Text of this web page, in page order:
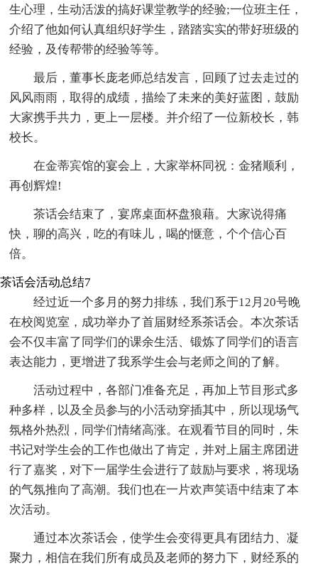
生心理，生动活泼的搞好课堂教学的经验;一位班主任，
介绍了他如何认真组织好学生，踏踏实实的带好班级的
经验，及传帮带的经验等等。
最后，董事长庞老师总结发言，回顾了过去走过的
风风雨雨，取得的成绩，描绘了未来的美好蓝图，鼓励
大家携手共力，更上一层楼。并介绍了一位新校长，韩
校长。
在金蒂宾馆的宴会上，大家举杯同祝：金猪顺利，
再创辉煌!
茶话会结束了，宴席桌面杯盘狼藉。大家说得痛
快，聊的高兴，吃的有味儿，喝的惬意，个个信心百
倍。
茶话会活动总结7
经过近一个多月的努力排练，我们系于12月20号晚
在校阅览室，成功举办了首届财经系茶话会。本次茶话
会不仅丰富了同学们的课余生活、锻炼了同学们的语言
表达能力，更增进了我系学生会与老师之间的了解。
活动过程中，各部门准备充足，再加上节目形式多
种多样，以及全员参与的小活动穿插其中，所以现场气
氛格外热烈，同学们情绪高涨。在观看节目的同时，朱
书记对学生会的工作也做出了肯定，并对上届主席团进
行了嘉奖，对下一届学生会进行了鼓励与要求，将现场
的气氛推向了高潮。我们也在一片欢声笑语中结束了本
次活动。
通过本次茶话会，使学生会变得更具有团结力、凝
聚力，相信在我们所有成员及老师的努力下，财经系的